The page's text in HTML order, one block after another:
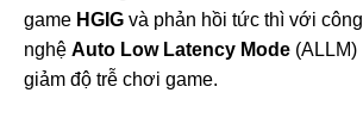
game HGIG và phản hồi tức thì với công
nghệ Auto Low Latency Mode (ALLM)
giảm độ trễ chơi game.